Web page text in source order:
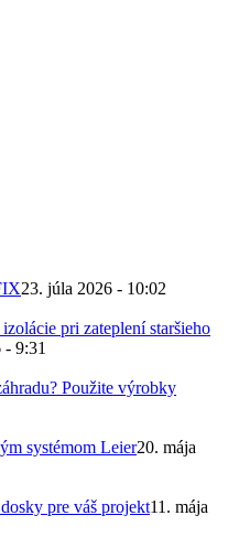
23. júla 2026 - 10:02
pri zateplení staršieho
9:31
Použite výrobky
systémom Leier20. mája
pre váš projekt11. mája